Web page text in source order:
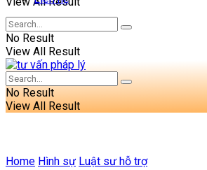
No Result
View All Result
No Result
View All Result
Home Hình sự Luật sư hỗ trợ